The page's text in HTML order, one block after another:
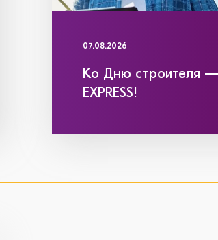
07.08.2026
Ко Дню строителя —
EXPRESS!